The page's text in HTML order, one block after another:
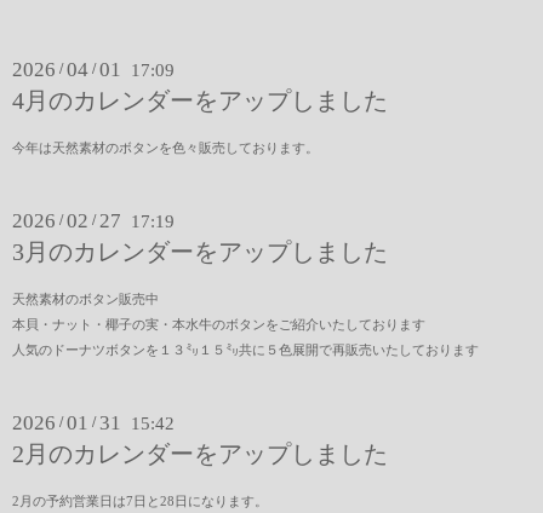
2026 /04 /01 17:09
4月のカレンダーをアップしました
今年は天然素材のボタンを色々販売しております。
2026 /02 / 27 17:19
3月のカレンダーをアップしました
天然素材のボタン販売中
本貝・ナット・椰子の実・本水牛のボタンをご紹介いたしております
人気のドーナツボタンを１３㍉１５㍉共に５色展開で再販売いたしております
2026 /01 / 31 15:42
2月のカレンダーをアップしました
2月の予約営業日は7日と28日になります。